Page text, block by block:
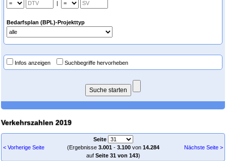
|
Bedarfsplan (BPL)-Projekttyp
Infos anzeigen Suchbegriffe hervorheben
Verkehrszahlen 2019
< Vorherige Seite
Seite
(Ergebnisse 3.001- 3.100von 14.284
auf Seite 31 von 143)
Nächste Seite >